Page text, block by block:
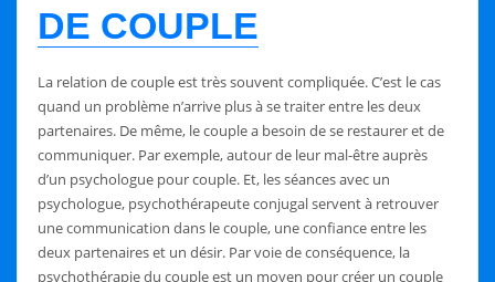
DE COUPLE
La relation de couple est très souvent compliquée. C’est le cas
quand un problème n’arrive plus à se traiter entre les deux
partenaires. De même, le couple a besoin de se restaurer et de
communiquer. Par exemple, autour de leur mal-être auprès
d’un psychologue pour couple. Et, les séances avec un
psychologue, psychothérapeute conjugal servent à retrouver
une communication dans le couple, une confiance entre les
deux partenaires et un désir. Par voie de conséquence, la
psychothérapie du couple est un moyen pour créer un couple